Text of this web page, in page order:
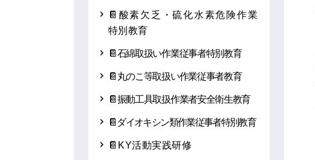
📔酸素欠乏・硫化水素危険作業
特別教育
📔石綿取扱い作業従事者特別教育
📔丸のこ等取扱い作業従事者教育
📔振動工具取扱作業者安全衛生教育
📔ダイオキシン類作業従事者特別教育
📔KY活動実践研修